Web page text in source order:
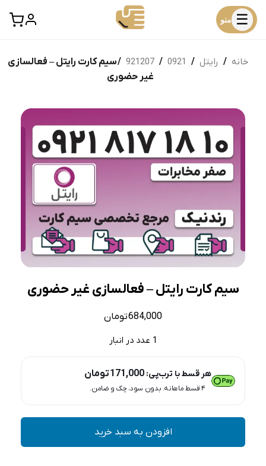
☰ منو
خانه / رایتل /
0921
/
921207 / سیم کارت رایتل – فعالسازی
غیر حضوری
سیم کارت رایتل – فعالسازی غیر حضوری
684,000تومان
1 عدد در انبار
هر قسط با ترب‌پی: 171,000تومان
۴ قسط ماهانه. بدون سود، چک و ضامن.
سیم
رایتل
افزودن به سبد خرید